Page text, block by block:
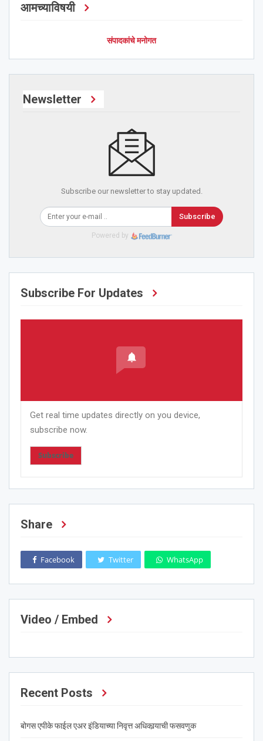
आमच्याविषयी
संपादकांचे मनोगत
Newsletter
Subscribe our newsletter to stay updated.
Subscribe
Powered by
Subscribe For Updates
Get real time updates directly on you device,
subscribe now.
Subscribe
Share
Facebook Twitter WhatsApp
Video / Embed
Recent Posts
बोगस एपीके फाईल एअर इंडियाच्या निवृत्त अधिकार्‍याची फसवणुक